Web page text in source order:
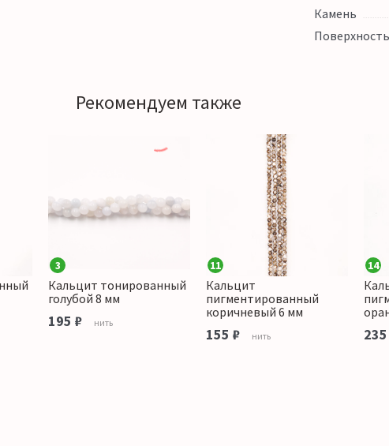
Камень
Поверхность
Рекомендуем также
3
Кальцит тонированный
голубой 8 мм
195 ₽ нить
11
Кальцит
пигментированный
коричневый 6 мм
155 ₽ нить
14